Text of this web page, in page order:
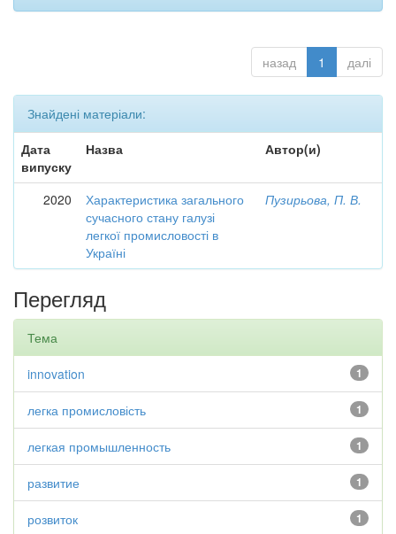
назад 1 далі
Знайдені матеріали:
Дата
випуску
Назва Автор(и)
2020
Характеристика загального
сучасного стану галузі
легкої промисловості в
Україні
Пузирьова, П. В.
Перегляд
Тема
1
innovation
1
легка промисловість
1
легкая промышленность
1
развитие
1
розвиток